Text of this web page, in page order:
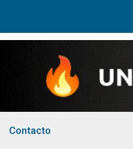
Contacto